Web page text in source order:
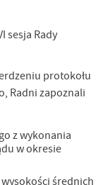
sesja Rady
protokołu
Radni zapoznali
z wykonania
w okresie
średnich
oraz
większy komfort
dopasowanie
zgody na
się i
w zakresie
oraz częstotliwości,